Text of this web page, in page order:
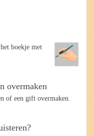
boekje met
overmaken
of een gift overmaken.